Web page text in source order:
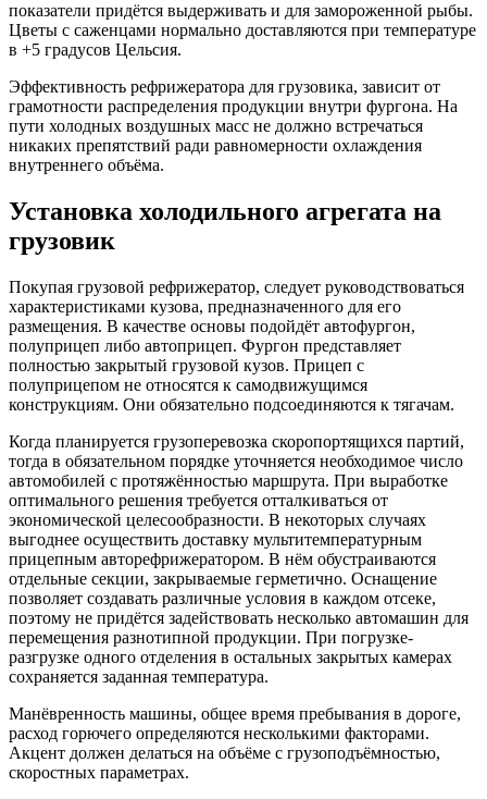
показатели придётся выдерживать и для замороженной рыбы.
Цветы с саженцами нормально доставляются при температуре
в +5 градусов Цельсия.
Эффективность рефрижератора для грузовика, зависит от
грамотности распределения продукции внутри фургона. На
пути холодных воздушных масс не должно встречаться
никаких препятствий ради равномерности охлаждения
внутреннего объёма.
Установка холодильного агрегата на
грузовик
Покупая грузовой рефрижератор, следует руководствоваться
характеристиками кузова, предназначенного для его
размещения. В качестве основы подойдёт автофургон,
полуприцеп либо автоприцеп. Фургон представляет
полностью закрытый грузовой кузов. Прицеп с
полуприцепом не относятся к самодвижущимся
конструкциям. Они обязательно подсоединяются к тягачам.
Когда планируется грузоперевозка скоропортящихся партий,
тогда в обязательном порядке уточняется необходимое число
автомобилей с протяжённостью маршрута. При выработке
оптимального решения требуется отталкиваться от
экономической целесообразности. В некоторых случаях
выгоднее осуществить доставку мультитемпературным
прицепным авторефрижератором. В нём обустраиваются
отдельные секции, закрываемые герметично. Оснащение
позволяет создавать различные условия в каждом отсеке,
поэтому не придётся задействовать несколько автомашин для
перемещения разнотипной продукции. При погрузке-
разгрузке одного отделения в остальных закрытых камерах
сохраняется заданная температура.
Манёвренность машины, общее время пребывания в дороге,
расход горючего определяются несколькими факторами.
Акцент должен делаться на объёме с грузоподъёмностью,
скоростных параметрах.